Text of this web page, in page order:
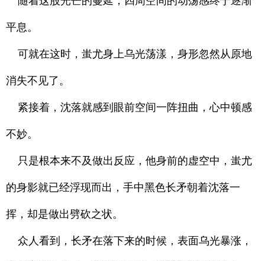
平息。
可就在这时，蚩尤身上乌光荡漾，身形忽然从原地
消失不见了。
紧接着，沈落就感到眼前空间一阵扭曲，心中顿感
不妙。
只是根本来不及做出反应，他身前的虚空中，蚩尤
的身影就已经浮现而出，手中黑色长矛朝着沈落一
挥，却是做出劈砍之状。
众人看到，长矛在落下来的时候，表面乌光暴涨，